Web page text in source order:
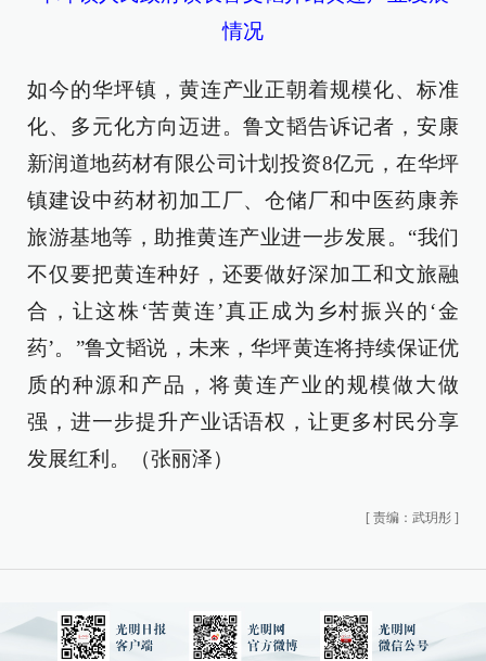
情况
如今的华坪镇，黄连产业正朝着规模化、标准
化、多元化方向迈进。鲁文韬告诉记者，安康
新润道地药材有限公司计划投资8亿元，在华坪
镇建设中药材初加工厂、仓储厂和中医药康养
旅游基地等，助推黄连产业进一步发展。“我们
不仅要把黄连种好，还要做好深加工和文旅融
合，让这株‘苦黄连’真正成为乡村振兴的‘金
药’。”鲁文韬说，未来，华坪黄连将持续保证优
质的种源和产品，将黄连产业的规模做大做
强，进一步提升产业话语权，让更多村民分享
发展红利。（张丽泽）
[ 责编：武玥彤 ]